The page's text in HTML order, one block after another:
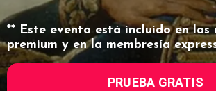
** Este evento está incluido en las
premium y en la membresía
PRUEBA GRATIS